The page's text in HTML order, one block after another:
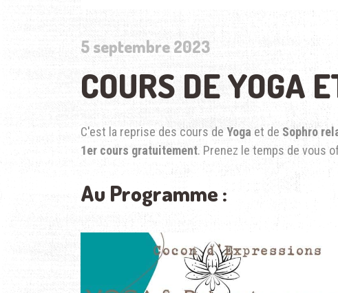
5 septembre 2023
COURS DE YOGA
C'est la reprise des cours de Yoga et de Sophro
1er cours gratuitement. Prenez le temps de vous
Au Programme :